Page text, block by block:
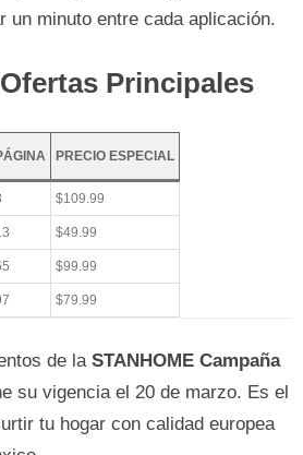
un minuto entre cada aplicación.
Principales
PRECIO ESPECIAL
$109.99
$49.99
$99.99
$79.99
de la STANHOME Campaña
su vigencia el 20 de marzo. Es el
tu hogar con calidad europea